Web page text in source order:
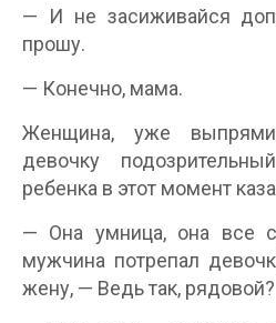
— И не засиживайся
прошу.
— Конечно, мама.
Женщина, уже
девочку
ребенка в этот момент
— Она умница, она все
мужчина потрепал
жену, — Ведь так, рядовой?